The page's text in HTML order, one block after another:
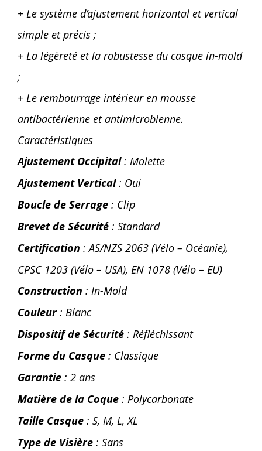
+ Le système d’ajustement horizontal et vertical
simple et précis ;
+ La légèreté et la robustesse du casque in-mold
;
+ Le rembourrage intérieur en mousse
antibactérienne et antimicrobienne.
Caractéristiques
Ajustement Occipital: Molette
Ajustement Vertical: Oui
Boucle de Serrage : Clip
Brevet de Sécurité : Standard
Certification : AS/NZS 2063 (Vélo – Océanie),
CPSC 1203 (Vélo – USA), EN 1078 (Vélo – EU)
Construction : In-Mold
Couleur: Blanc
Dispositif de Sécurité : Réfléchissant
Forme du Casque : Classique
Garantie : 2 ans
Matière de la Coque : Polycarbonate
Taille Casque : S, M, L, XL
Type de Visière : Sans